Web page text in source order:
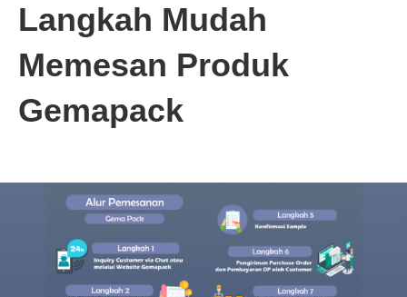
Langkah Mudah
Memesan Produk
Gemapack